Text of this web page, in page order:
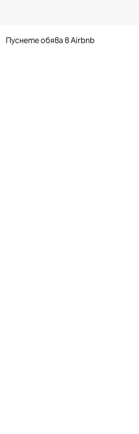
Пуснете обява в Airbnb